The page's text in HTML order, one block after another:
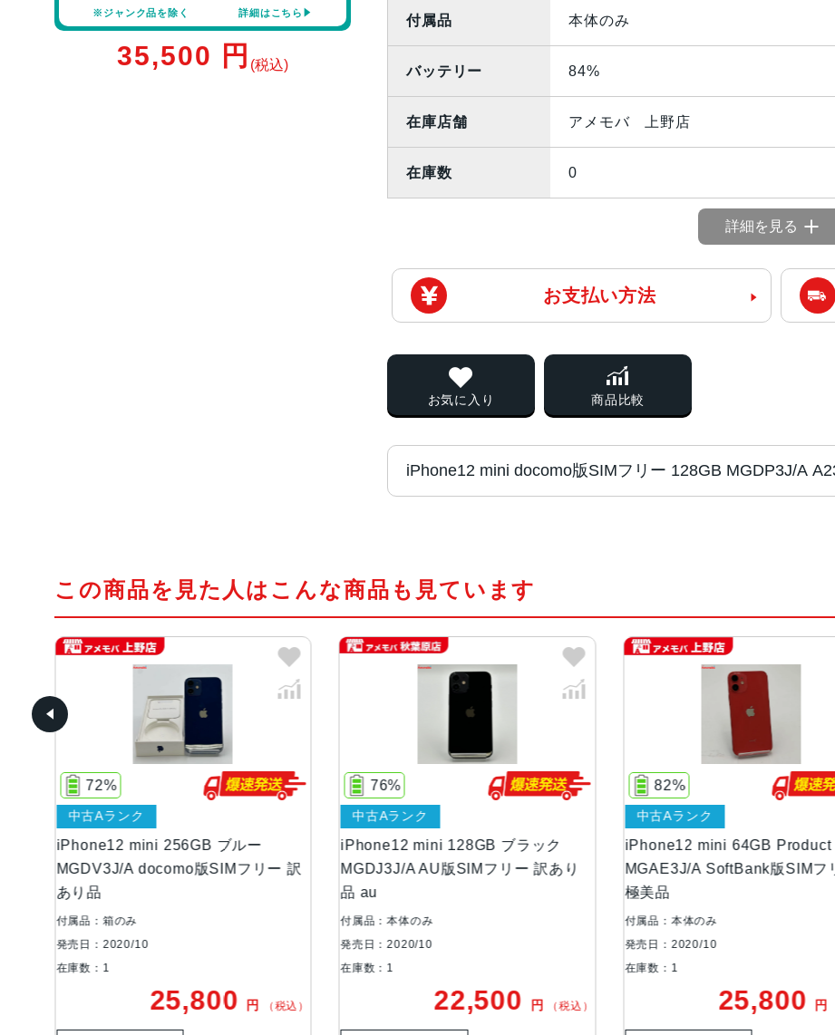
※ジャンク品を除く 詳細はこちら
35,500 円 (税込)
付属品 本体のみ
バッテリー 84%
在庫店舗 アメモバ 上野店
在庫数 0
詳細を見る
お支払い方法
お気に入り 商品比較
iPhone12 mini docomo版SIMフリー 128GB MGDP3J/A
発売日
質量 133g
画面解像度 2340 X 1080
ストレージ容量 64GB, 128GB, 256GB
本体素材 アルミニウム, ガラス
代
CDMA方式, GSM方式
この商品を見た人はこんな商品も見ています
iPhone12 mini 256GB ブルー
MGDV3J/A docomo版SIMフリー 訳
あり品
72%
中古Aランク
付属品：箱のみ
発売日：2020/10
在庫数：1
25,800円 （税込）
iPhone12 mini 128GB ブラック
MGDJ3J/A AU版SIMフリー 訳あり
品 au
76%
中古Aランク
付属品：本体のみ
発売日：2020/10
在庫数：1
22,500円 （税込）
iPhone12 mini 64GB Product
MGAE3J/A SoftBank版SIMフリ
極美品
82%
中古Aランク
付属品：本体のみ
発売日：2020/10
在庫数：1
25,800円 （